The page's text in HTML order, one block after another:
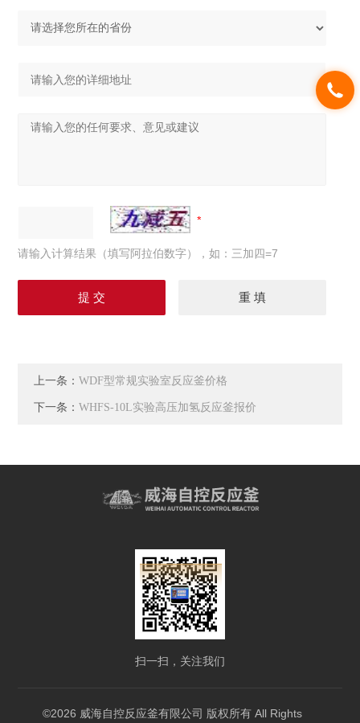
请输入计算结果（填写阿拉伯数字），如：三加四=7
上一条：WDF型常规实验室反应釜价格
下一条：WHFS-10L实验高压加氢反应釜报价
扫一扫，关注我们
©2026 威海自控反应釜有限公司 版权所有 All Rights